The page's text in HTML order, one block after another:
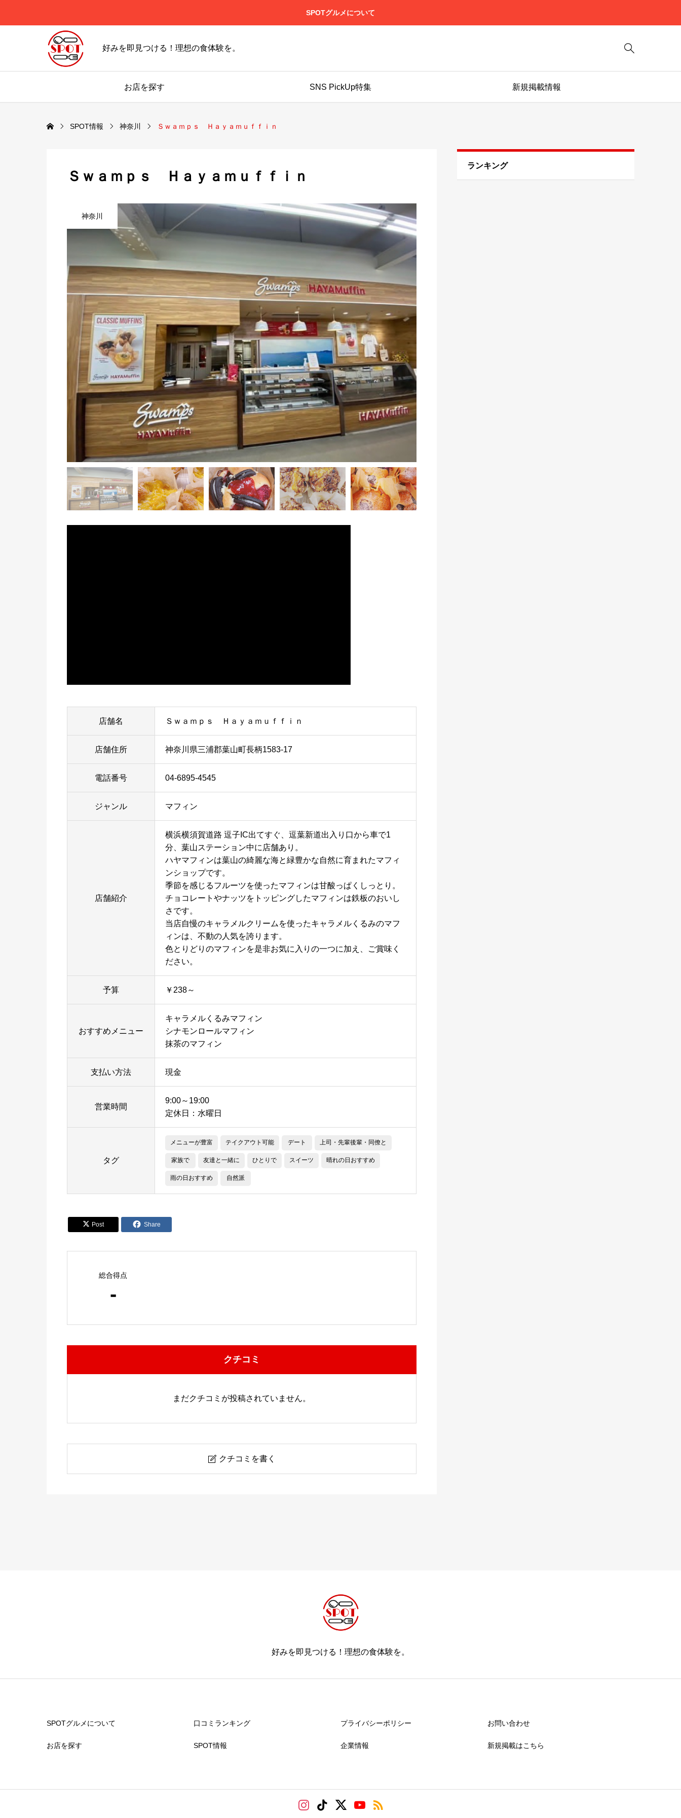
SPOTグルメについて
好みを即見つける！理想の食体験を。 
お店を探す SNS PickUp特集 新規掲載情報
SPOT情報 神奈川 Ｓｗａｍｐｓ Ｈａｙａｍｕｆｆｉｎ
Ｓｗａｍｐｓ Ｈａｙａｍｕｆｆｉｎ
神奈川
店舗名 Ｓｗａｍｐｓ Ｈａｙａｍｕｆｆｉｎ
店舗住所 神奈川県三浦郡葉山町長柄1583-17
電話番号 04-6895-4545
ジャンル マフィン
店舗紹介
横浜横須賀道路 逗子IC出てすぐ、逗葉新道出入り口から車で1
分、葉山ステーション中に店舗あり。
ハヤマフィンは葉山の綺麗な海と緑豊かな自然に育まれたマフィ
ンショップです。
季節を感じるフルーツを使ったマフィンは甘酸っぱくしっとり。
チョコレートやナッツをトッピングしたマフィンは鉄板のおいし
さです。
当店自慢のキャラメルクリームを使ったキャラメルくるみのマフ
ィンは、不動の人気を誇ります。
色とりどりのマフィンを是非お気に入りの一つに加え、ご賞味く
ださい。
予算 ￥238～
おすすめメニュー
キャラメルくるみマフィン
シナモンロールマフィン
抹茶のマフィン
支払い方法 現金
営業時間
9:00～19:00
定休日：水曜日
タグ
メニューが豊富 テイクアウト可能 デート 上司・先輩後輩・同僚と
家族で 友達と一緒に ひとりで スイーツ 晴れの日おすすめ
雨の日おすすめ 自然派
 Post  Share
総合得点
-
クチコミ
まだクチコミが投稿されていません。
 クチコミを書く
ランキング
好みを即見つける！理想の食体験を。
SPOTグルメについて
お店を探す
口コミランキング
SPOT情報
プライバシーポリシー
企業情報
お問い合わせ
新規掲載はこちら